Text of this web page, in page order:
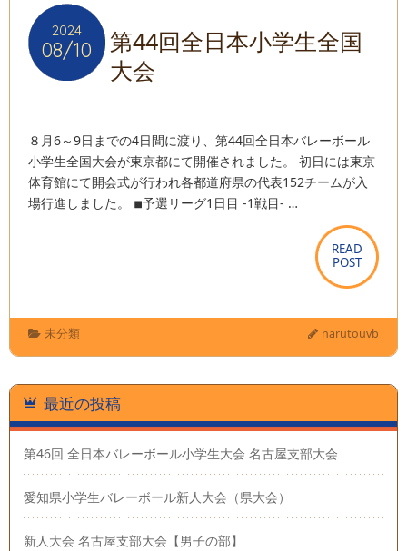
2024
08/10
2024
08/10
第44回全日本小学生全国
大会
８月6～9日までの4日間に渡り、第44回全日本バレーボール
小学生全国大会が東京都にて開催されました。 初日には東京
体育館にて開会式が行われ各都道府県の代表152チームが入
場行進しました。 ◾︎予選リーグ1日目 -1戦目- …
READ
POST
READ
POST
未分類 narutouvb
最近の投稿
第46回 全日本バレーボール小学生大会 名古屋支部大会
愛知県小学生バレーボール新人大会（県大会）
新人大会 名古屋支部大会【男子の部】